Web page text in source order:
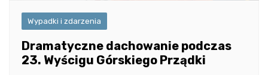
Wypadki i zdarzenia
Dramatyczne dachowanie podczas
23. Wyścigu Górskiego Prządki